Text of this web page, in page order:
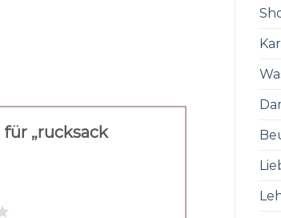
„rucksack